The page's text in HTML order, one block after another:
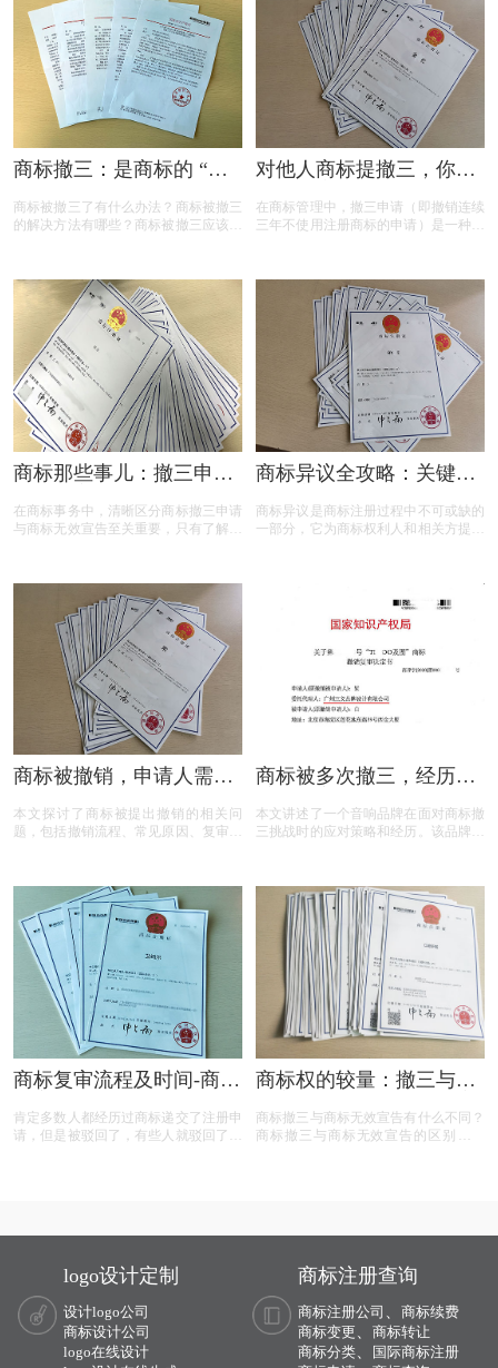
续展？商标续展的目的是什么？
商标撤三：是商标的 “夺
商标被撤三了有什么办法？商标被撤三
的解决方法有哪些？商标被撤三应该如
对他人商标提撤三，你真
在商标管理中，撤三申请（即撤销连续
三年不使用注册商标的申请）是一种重
三申请并非随意之举，申请人需要了解
相关要求、目的、法律依据以及可能面
临的失败原因。本文将为您详细解读撤
三申请的要点，帮助您在提出申请时更
加得心应手。
商标那些事儿：撤三申请
在商标事务中，清晰区分商标撤三申请
与商标无效宣告至关重要，只有了解它
上内容能帮助大家更好地理解这两个概
念，从而在商标相关事务中避免不必要
的损失和麻烦。
商标异议全攻略：关键问
商标异议是商标注册过程中不可或缺的
一部分，它为商标权利人和相关方提供
标准，从常见问题到成功率分析，全方
位解读商标异议的关键要点。无论您是
商标申请人还是潜在的异议人，本文都
将为您提供实用的参考和建议，助您在
商标保护的道路上更加得心应手。
商标被撤销，申请人需担
本文探讨了商标被提出撤销的相关问
题，包括撤销流程、常见原因、复审与
利人提供了全面的指导。
商标被多次撤三，经历答
本文讲述了一个音响品牌在面对商标撤
三挑战时的应对策略和经历。该品牌遭
据，品牌在复审中取得胜利，维护了商
标权益。文章概述了商标撤三定义、答
辩、复审流程，以及如何通过有效的证
据和专业策略来保护商标不被撤销。
商标复审流程及时间-商标
肯定多数人都经历过商标递交了注册申
请，但是被驳回了，有些人就驳回了就
商标权的较量：撤三与无
对？
商标撤三与商标无效宣告有什么不同？
商标撤三与商标无效宣告的区别在哪
logo设计定制
设计logo公司
商标设计公司
logo在线设计
商标注册查询
商标注册公司
商标续费
商标变更
商标转让
商标分类、
国际商标注册